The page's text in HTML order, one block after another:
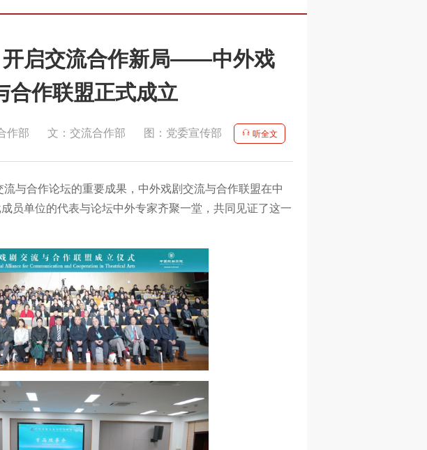
开启交流合作新局——中外戏
合作联盟正式成立
作部 文：交流合作部 图：党委宣传部 听全文
与合作论坛的重要成果，中外戏剧交流与合作联盟在中
员单位的代表与论坛中外专家齐聚一堂，共同见证了这一